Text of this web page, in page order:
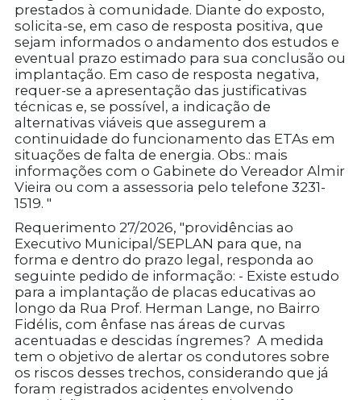
prestados à comunidade. Diante do exposto,
solicita-se, em caso de resposta positiva, que
sejam informados o andamento dos estudos e
eventual prazo estimado para sua conclusão ou
implantação. Em caso de resposta negativa,
requer-se a apresentação das justificativas
técnicas e, se possível, a indicação de
alternativas viáveis que assegurem a
continuidade do funcionamento das ETAs em
situações de falta de energia. Obs.: mais
informações com o Gabinete do Vereador Almir
Vieira ou com a assessoria pelo telefone 3231-
1519. "
Requerimento 27/2026, "providências ao
Executivo Municipal/SEPLAN para que, na
forma e dentro do prazo legal, responda ao
seguinte pedido de informação: - Existe estudo
para a implantação de placas educativas ao
longo da Rua Prof. Herman Lange, no Bairro
Fidélis, com ênfase nas áreas de curvas
acentuadas e descidas íngremes? A medida
tem o objetivo de alertar os condutores sobre
os riscos desses trechos, considerando que já
foram registrados acidentes envolvendo